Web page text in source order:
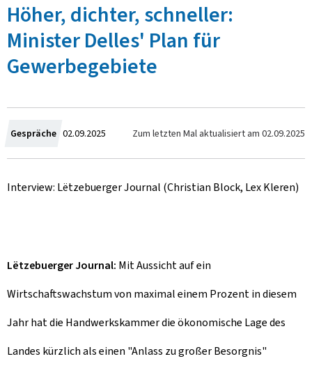
t
eHöher, dichter, schneller:
Minister Delles' Plan für
Gewerbegebiete
Gespräche Z
u
m
02.09.2025 Zum letzten Mal aktualisiert am 02.09.2025
Interview: Lëtzebuerger Journal (Christian Block, Lex Kleren)
Lëtzebuerger Journal: Mit Aussicht auf ein
Wirtschaftswachstum von maximal einem Prozent in diesem
Jahr hat die Handwerkskammer die ökonomische Lage des
Landes kürzlich als einen "Anlass zu großer Besorgnis"